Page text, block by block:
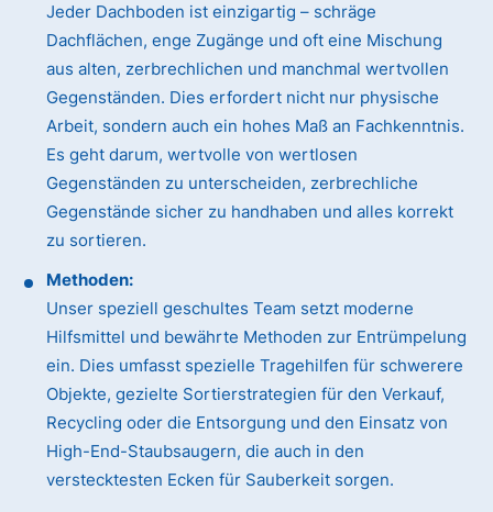
Jeder Dachboden ist einzigartig – schräge
Dachflächen, enge Zugänge und oft eine Mischung
aus alten, zerbrechlichen und manchmal wertvollen
Gegenständen. Dies erfordert nicht nur physische
Arbeit, sondern auch ein hohes Maß an Fachkenntnis.
Es geht darum, wertvolle von wertlosen
Gegenständen zu unterscheiden, zerbrechliche
Gegenstände sicher zu handhaben und alles korrekt
zu sortieren.
Methoden:
Unser speziell geschultes Team setzt moderne
Hilfsmittel und bewährte Methoden zur Entrümpelung
ein. Dies umfasst spezielle Tragehilfen für schwerere
Objekte, gezielte Sortierstrategien für den Verkauf,
Recycling oder die Entsorgung und den Einsatz von
High-End-Staubsaugern, die auch in den
verstecktesten Ecken für Sauberkeit sorgen.